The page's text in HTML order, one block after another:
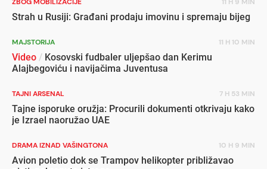
Strah u Rusiji: Građani prodaju imovinu i spremaju bijeg
MAJSTORIJA 11 H 10 MIN
Video / Kosovski fudbaler uljepšao dan Kerimu
Alajbegoviću i navijačima Juventusa
TAJNI ARSENAL 7 H 53 MIN
Tajne isporuke oružja: Procurili dokumenti otkrivaju kako
je Izrael naoružao UAE
DRAMA IZNAD VAŠINGTONA 10 H 9 MIN
Avion poletio dok se Trampov helikopter približavao